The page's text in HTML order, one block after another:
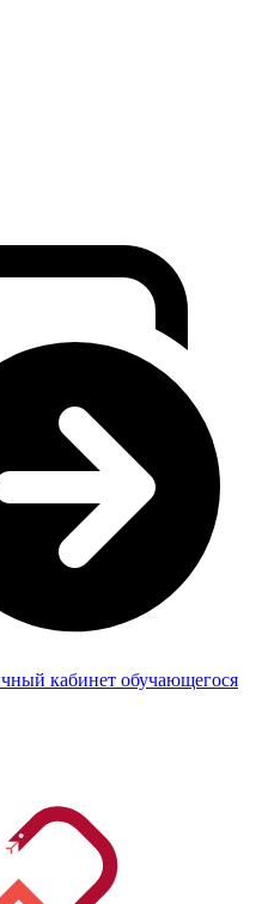
кабинет обучающегося